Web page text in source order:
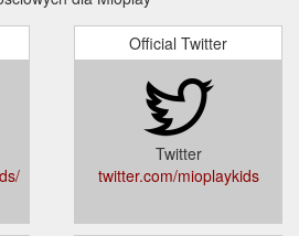
Official Twitter
Twitter
twitter.com/mioplaykids